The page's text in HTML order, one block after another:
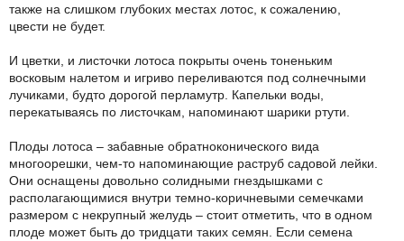
также на слишком глубоких местах лотос, к сожалению,
цвести не будет.
И цветки, и листочки лотоса покрыты очень тоненьким
восковым налетом и игриво переливаются под солнечными
лучиками, будто дорогой перламутр. Капельки воды,
перекатываясь по листочкам, напоминают шарики ртути.
Плоды лотоса – забавные обратноконического вида
многоорешки, чем-то напоминающие раструб садовой лейки.
Они оснащены довольно солидными гнездышками с
располагающимися внутри темно-коричневыми семечками
размером с некрупный желудь – стоит отметить, что в одном
плоде может быть до тридцати таких семян. Если семена